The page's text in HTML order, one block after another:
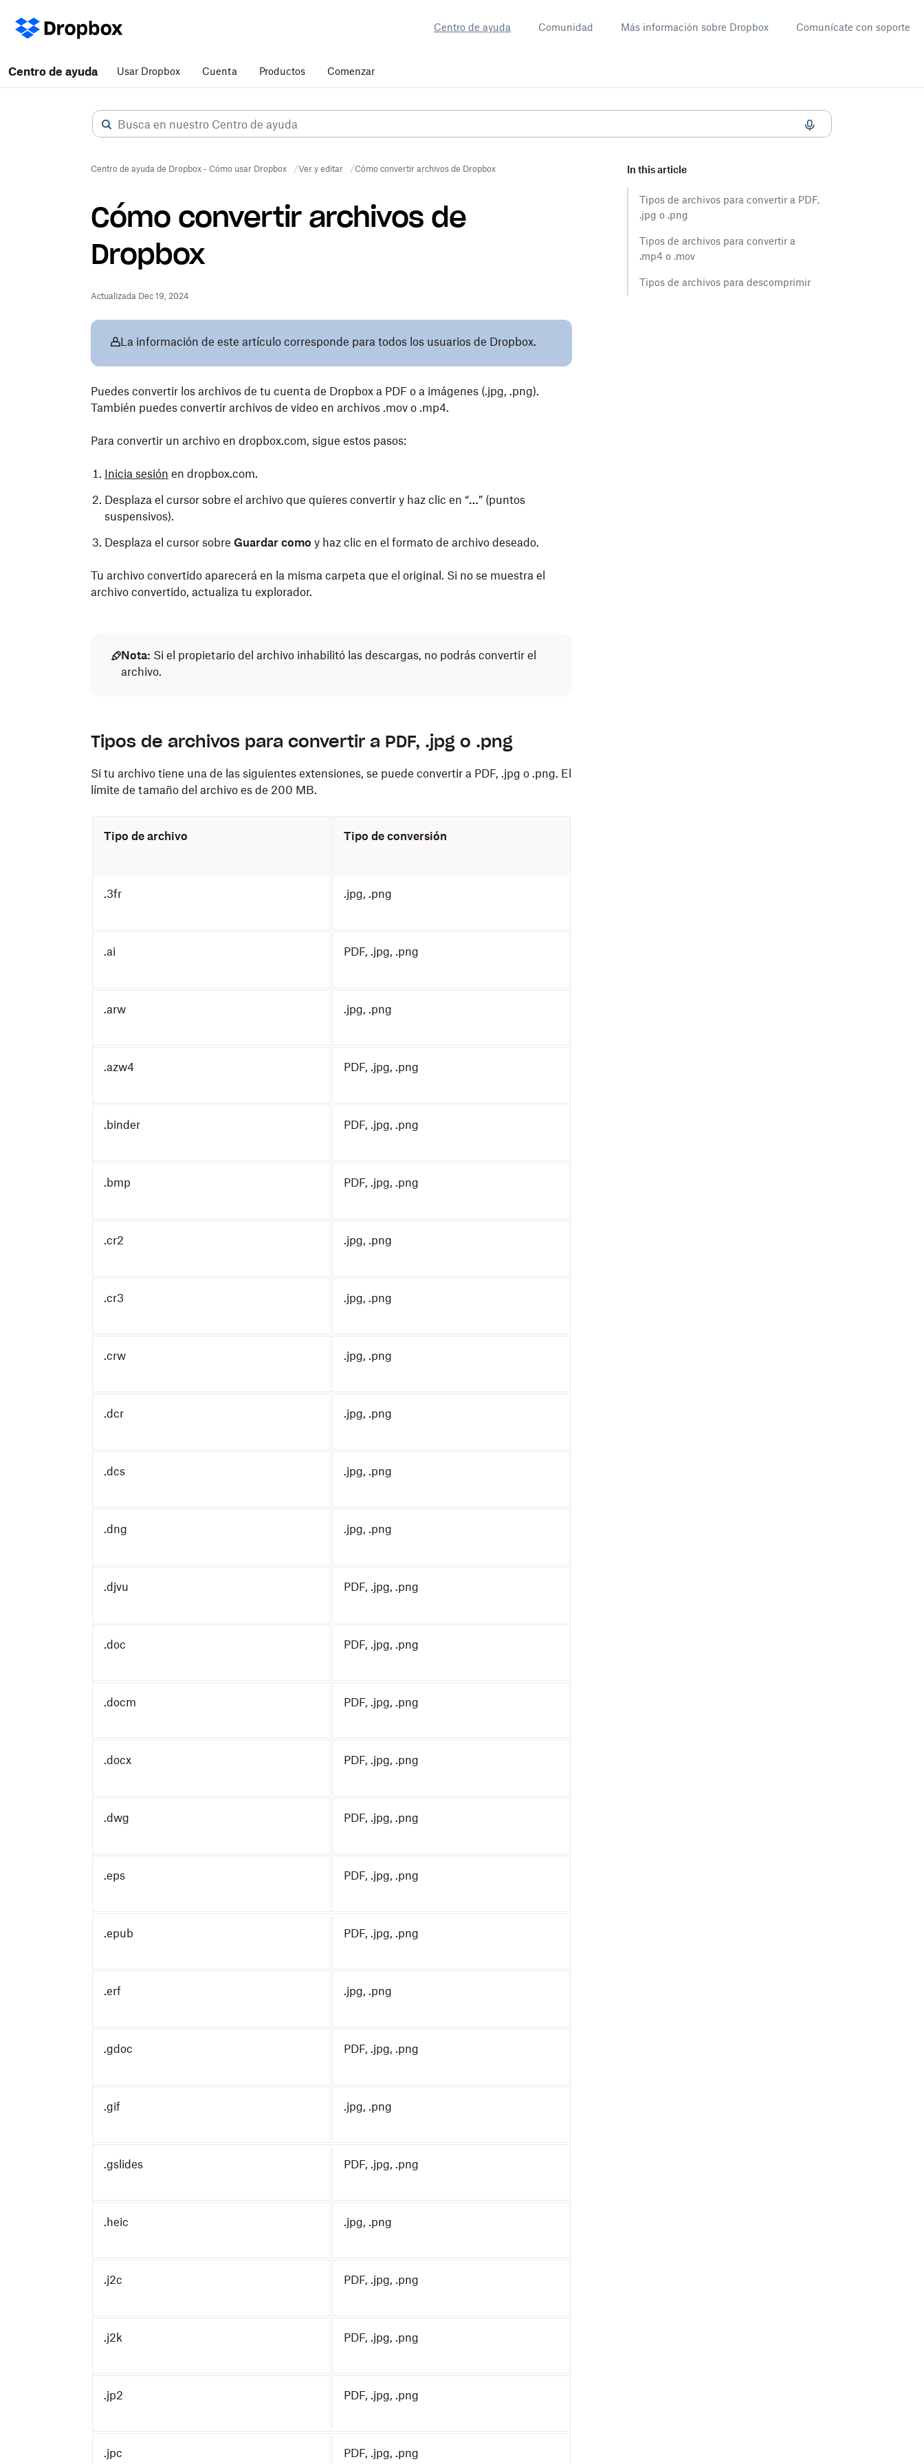
Centro de ayuda Comunidad Más información sobre Dropbox Comunícate con soporte
Centro de ayuda Usar Dropbox Cuenta Productos Comenzar
Centro de ayuda de Dropbox - Cómo usar Dropbox Ver y editar Cómo convertir archivos de Dropbox
Cómo convertir archivos de
Dropbox
Actualizada Dec 19, 2024
In this article
Tipos de archivos para convertir a PDF,
.jpg o .png
Tipos de archivos para convertir a
.mp4 o .mov
Tipos de archivos para descomprimir
La información de este artículo corresponde para todos los usuarios de Dropbox.
Puedes convertir los archivos de tu cuenta de Dropbox a PDF o a imágenes (.jpg, .png).
También puedes convertir archivos de video en archivos .mov o .mp4.
Para convertir un archivo en dropbox.com, sigue estos pasos:
Inicia sesión en dropbox.com.
Desplaza el cursor sobre el archivo que quieres convertir y haz clic en “…” (puntos
suspensivos).
Desplaza el cursor sobre Guardar como y haz clic en el formato de archivo deseado.
Tu archivo convertido aparecerá en la misma carpeta que el original. Si no se muestra el
archivo convertido, actualiza tu explorador.
Nota: Si el propietario del archivo inhabilitó las descargas, no podrás convertir el
archivo.
Tipos de archivos para convertir a PDF, .jpg o .png
Si tu archivo tiene una de las siguientes extensiones, se puede convertir a PDF, .jpg o .png. El
límite de tamaño del archivo es de 200 MB.
Tipo de archivo Tipo de conversión
.3fr .jpg, .png
.ai PDF, .jpg, .png
.arw .jpg, .png
.azw4 PDF, .jpg, .png
.binder PDF, .jpg, .png
.bmp PDF, .jpg, .png
.cr2 .jpg, .png
.cr3 .jpg, .png
.crw .jpg, .png
.dcr .jpg, .png
.dcs .jpg, .png
.dng .jpg, .png
.djvu PDF, .jpg, .png
.doc PDF, .jpg, .png
.docm PDF, .jpg, .png
.docx PDF, .jpg, .png
.dwg PDF, .jpg, .png
.eps PDF, .jpg, .png
.epub PDF, .jpg, .png
.erf .jpg, .png
.gdoc PDF, .jpg, .png
.gif .jpg, .png
.gslides PDF, .jpg, .png
.heic .jpg, .png
.j2c PDF, .jpg, .png
.j2k PDF, .jpg, .png
.jp2 PDF, .jpg, .png
.jpc PDF, .jpg, .png